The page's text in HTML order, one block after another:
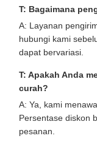
T: Bagaimana
A: Layanan
hubungi kami
dapat bervariasi.
T: Apakah Anda
curah?
A: Ya, kami
Persentase diskon
pesanan.